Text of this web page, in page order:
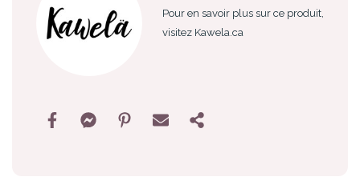
Pour en savoir plus sur ce produit,
visitez Kawela.ca